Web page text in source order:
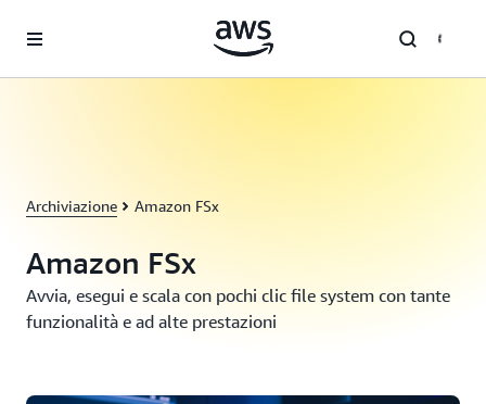
Archiviazione Amazon FSx
Amazon FSx
Avvia, esegui e scala con pochi clic file system con tante
funzionalità e ad alte prestazioni